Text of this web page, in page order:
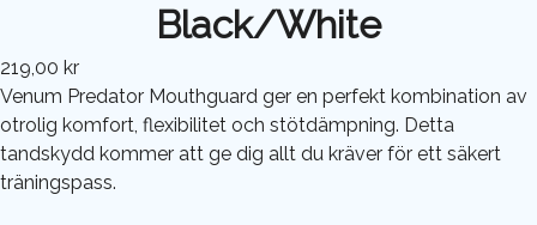
Black/White
219,00 kr
Venum Predator Mouthguard ger en perfekt kombination av
otrolig komfort, flexibilitet och stötdämpning. Detta
tandskydd kommer att ge dig allt du kräver för ett säkert
träningspass.